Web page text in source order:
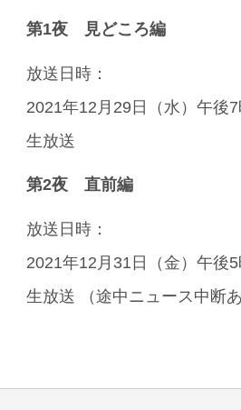
第1夜 見どころ編
放送日時：
2021年12月29日（水）午後
生放送
第2夜 直前編
放送日時：
2021年12月31日（金）午後
生放送 （途中ニュース中断あ